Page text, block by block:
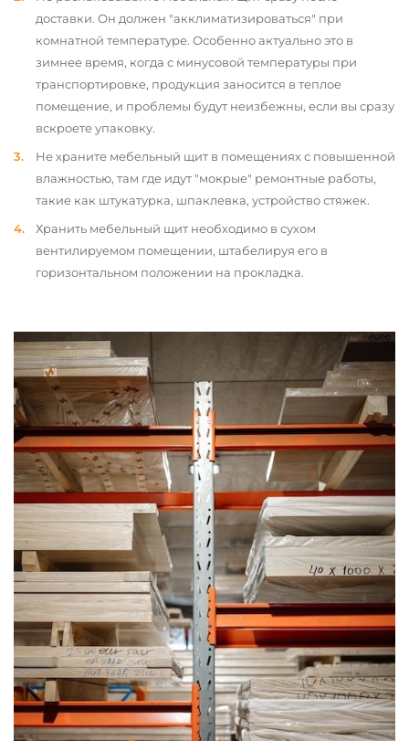
доставки. Он должен "акклиматизироваться" при
комнатной температуре. Особенно актуально это в
зимнее время, когда с минусовой температуры при
транспортировке, продукция заносится в теплое
помещение, и проблемы будут неизбежны, если вы сразу
вскроете упаковку.
Не храните мебельный щит в помещениях с повышенной
влажностью, там где идут "мокрые" ремонтные работы,
такие как штукатурка, шпаклевка, устройство стяжек.
Хранить мебельный щит необходимо в сухом
вентилируемом помещении, штабелируя его в
горизонтальном положении на прокладка.